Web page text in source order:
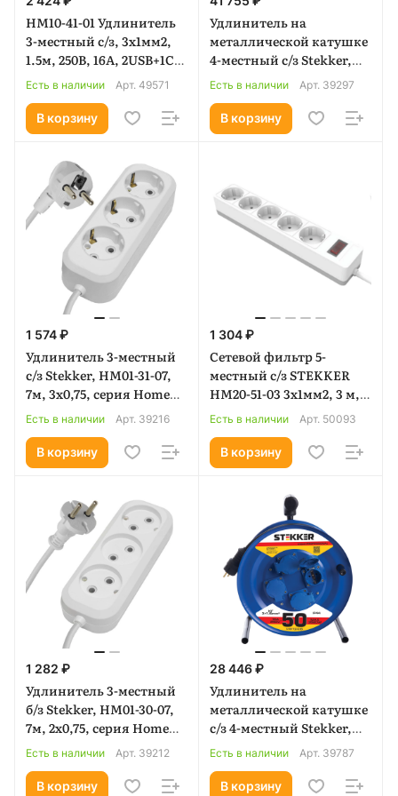
HM10-41-01 Удлинитель
3-местный с/з, 3x1мм2,
1.5м, 250В, 16А, 2USB+1С,
5V 3,1А, серия Comfort,
Есть в наличии Арт. 49571
В корзину
Удлинитель на
металлической катушке
4-местный с/з Stekker,
PRF02-41-50, 50м, 3*2,5,
серия Professional,
синий (39297)
Есть в наличии Арт. 39297
В корзину
1 574 ₽
Удлинитель 3-местный
с/з Stekker, HM01-31-07,
7м, 3x0,75, серия Home
(У10-002), белый (39216)
Есть в наличии Арт. 39216
В корзину
1 304 ₽
Сетевой фильтр 5-
местный с/з STEKKER
HM20-51-03 3x1мм2, 3 м,
серия Optima, белый
Есть в наличии Арт. 50093
В корзину
1 282 ₽
Удлинитель 3-местный
б/з Stekker, HM01-30-07,
7м, 2x0,75, серия Home
(У10-430), белый (39212)
Есть в наличии Арт. 39212
В корзину
28 446 ₽
Удлинитель на
металлической катушке
с/з 4-местный Stekker,
PRF02-31-50, 50м, 3*1,5,
серия Professional,
синий (39787)
Есть в наличии Арт. 39787
В корзину